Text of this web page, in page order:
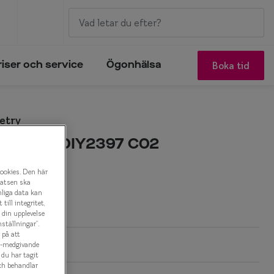
och service Ögonhälsa Boka tid
0IY2397 C02
Den här
ska
data kan
till integritet,
upplevelse
på att
du har tagit
behandlar